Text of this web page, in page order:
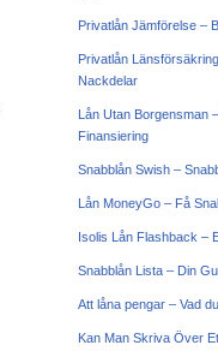
Privatlån Jämförelse –
Privatlån
Nackdelar
Lån Utan Borgensman
Finansiering
Snabblån Swish –
Lån MoneyGo – Få
Isolis Lån Flashback –
Snabblån Lista – Din
Att låna pengar – Vad
Kan Man Skriva Över